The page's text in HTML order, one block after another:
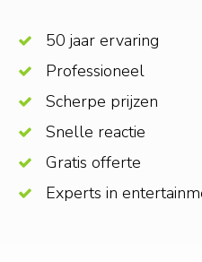
50 jaar ervaring
Professioneel
Scherpe prijzen
Snelle reactie
Gratis offerte
Experts in